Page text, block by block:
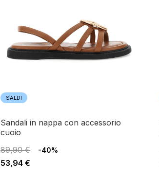
SALDI
sandali in nappa con accessorio
cuoio
89,90 €
-40%
53,94 €